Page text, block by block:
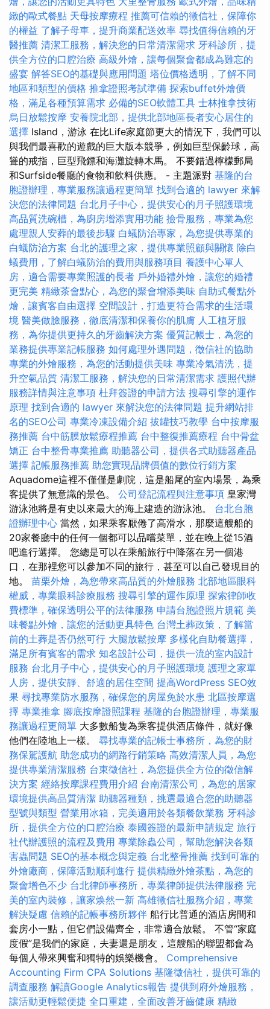
緻的歐式餐點 天母按摩療程 推薦可信賴的徵信社，保障你
的權益 了解子母車，提升商業配送效率 尋找值得信賴的牙
醫推薦 清潔工服務，解決您的日常清潔需求 牙科診所，提
供全方位的口腔治療 高級外燴，讓每個聚會都成為難忘的
盛宴 解答SEO的基礎與應用問題 塔位價格透明，了解不同
地區和類型的價格 推拿證照考試準備 探索buffet外燴價
格，滿足各種預算需求 必備的SEO軟體工具 士林推拿技術
烏日放鬆按摩 安養院北部，提供北部地區長者安心居住的
選擇 Island，游泳 在比Life家庭節更大的情況下，我們可以
與我們最喜歡的遊戲的巨大版本競爭，例如巨型保齡球，高
聳的戒指，巨型飛鏢和海灘旋轉木馬。 不要錯過檸檬郵局
和Surfside餐廳的食物和飲料供應。 - 主題派對 基隆的台
胞證辦理，專業服務讓過程更簡單 找到合適的 lawyer 來解
決您的法律問題 台北月子中心，提供安心的月子照護環境
高品質洗碗槽，為廚房增添實用功能 撿骨服務，專業為您
處理親人安葬的最後步驟 白蟻防治專家，為您提供專業的
白蟻防治方案 台北的護理之家，提供專業照顧與關懷 除白
蟻費用，了解白蟻防治的費用與服務項目 養護中心單人
房，適合需要專業照護的長者 戶外婚禮外燴，讓您的婚禮
更完美 精緻茶會點心，為您的聚會增添美味 自助式餐點外
燴，讓賓客自由選擇 空間設計，打造更符合需求的生活環
境 醫美做臉服務，徹底清潔和保養你的肌膚 人工植牙服
務，為你提供更持久的牙齒解決方案 優質記帳士，為您的
業務提供專業記帳服務 如何處理外遇問題，徵信社的協助
專業的外燴服務，為您的活動提供美味 專業冷氣清洗，提
升空氣品質 清潔工服務，解決您的日常清潔需求 護照代辦
服務詳情與注意事項 杜拜簽證的申請方法 搜尋引擎的運作
原理 找到合適的 lawyer 來解決您的法律問題 提升網站排
名的SEO公司 專業冷凍設備介紹 拔罐技巧教學 台中按摩服
務推薦 台中筋膜放鬆療程推薦 台中整復推薦療程 台中骨盆
矯正 台中整骨專業推薦 助聽器公司，提供各式助聽器產品
選擇 記帳服務推薦 助您實現品牌價值的數位行銷方案
Aquadome這裡不僅僅是劇院，這是船尾的室內場景，為乘
客提供了無意識的景色。 公司登記流程與注意事項 皇家灣
游泳池將是有史以來最大的海上建造的游泳池。 台北台胞
證辦理中心 當然，如果乘客厭倦了高滑水，那麼這艘船的
20家餐廳中的任何一個都可以品嚐菜單，並在晚上從15酒
吧進行選擇。 您總是可以在乘船旅行中降落在另一個港
口，在那裡您可以參加不同的旅行，甚至可以自己發現目的
地。 苗栗外燴，為您帶來高品質的外燴服務 北部地區眼科
權威，專業眼科診療服務 搜尋引擎的運作原理 探索律師收
費標準，確保透明公平的法律服務 申請台胞證照片規範 美
味餐點外燴，讓您的活動更具特色 台灣土葬政策，了解當
前的土葬是否仍然可行 大腿放鬆按摩 多樣化自助餐選擇，
滿足所有賓客的需求 知名設計公司，提供一流的室內設計
服務 台北月子中心，提供安心的月子照護環境 護理之家單
人房，提供安靜、舒適的居住空間 提高WordPress SEO效
果 尋找專業防水服務，確保您的房屋免於水患 北區按摩選
擇 專業推拿 腳底按摩證照課程 基隆的台胞證辦理，專業服
務讓過程更簡單 大多數船隻為乘客提供酒店條件，就好像
他們在陸地上一樣。 尋找專業的記帳士事務所，為您的財
務保駕護航 助您成功的網路行銷策略 高效清潔人員，為您
提供專業清潔服務 台東徵信社，為您提供全方位的徵信解
決方案 經絡按摩課程費用介紹 台南清潔公司，為您的居家
環境提供高品質清潔 助聽器種類，挑選最適合您的助聽器
型號與類型 營業用冰箱，完美適用於各類餐飲業務 牙科診
所，提供全方位的口腔治療 泰國簽證的最新申請規定 旅行
社代辦護照的流程及費用 專業除蟲公司，幫助您解決各類
害蟲問題 SEO的基本概念與定義 台北整骨推薦 找到可靠的
外燴廠商，保障活動順利進行 提供精緻外燴茶點，為您的
聚會增色不少 台北律師事務所，專業律師提供法律服務 完
美的室內裝修，讓家焕然一新 高雄徵信社服務介紹，專業
解決疑慮 信賴的記帳事務所夥伴 船行比普通的酒店房間和
套房小一點，但它們設備齊全，非常適合放鬆。 不管“家庭
度假”是我們的家庭，夫妻還是朋友，這艘船的聯盟都會為
每個人帶來興奮和獨特的娛樂機會。 Comprehensive
Accounting Firm CPA Solutions 基隆徵信社，提供可靠的
調查服務 解讀Google Analytics報告 提供到府外燴服務，
讓活動更輕鬆便捷 全口重建，全面改善牙齒健康 精緻